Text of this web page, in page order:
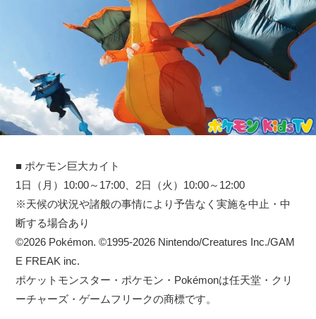
■ ポケモン巨大カイト
1日（月）10:00～17:00、2日（火）10:00～12:00
※天候の状況や諸般の事情により予告なく実施を中止・中
断する場合あり
©2026 Pokémon. ©1995-2026 Nintendo/Creatures Inc./GAM
E FREAK inc.
ポケットモンスター・ポケモン・Pokémonは任天堂・クリ
ーチャーズ・ゲームフリークの商標です。